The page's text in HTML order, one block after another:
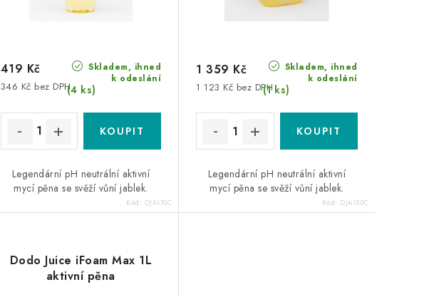
Skladem, ihned
k odeslání
(4 ks)
346 Kč bez DPH
419 Kč
Legendární pH neutrální aktivní
mycí pěna se svěží vůní jablek.
Kód: DJAI10C
Skladem, ihned
k odeslání
(1 ks)
1 123 Kč bez DPH
1 359 Kč
Legendární pH neutrální aktivní
mycí pěna se svěží vůní jablek.
Kód: DJAI50C
Dodo Juice iFoam Max 1L
aktivní pěna